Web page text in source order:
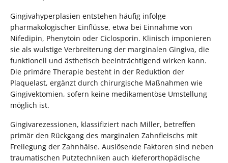
Gingivahyperplasien entstehen häufig infolge
pharmakologischer Einflüsse, etwa bei Einnahme von
Nifedipin, Phenytoin oder Ciclosporin. Klinisch imponieren
sie als wulstige Verbreiterung der marginalen Gingiva, die
funktionell und ästhetisch beeinträchtigend wirken kann.
Die primäre Therapie besteht in der Reduktion der
Plaquelast, ergänzt durch chirurgische Maßnahmen wie
Gingivektomien, sofern keine medikamentöse Umstellung
möglich ist.
Gingivarezessionen, klassifiziert nach Miller, betreffen
primär den Rückgang des marginalen Zahnfleischs mit
Freilegung der Zahnhälse. Auslösende Faktoren sind neben
traumatischen Putztechniken auch kieferorthopädische